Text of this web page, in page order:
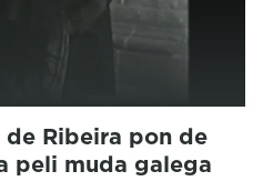
Ribeira pon de
peli muda galega